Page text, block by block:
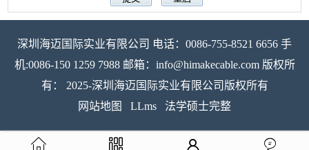
深圳海迈国际实业有限公司 电话：0086-755-8521 6656 手
机:0086-150 1259 7988 邮箱：info@himakecable.com 版权所
有： 2025-深圳海迈国际实业有限公司版权所有
网站地图
LLms 法学硕士完整